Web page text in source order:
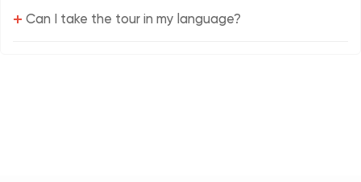
+ Can I take the tour in my language?